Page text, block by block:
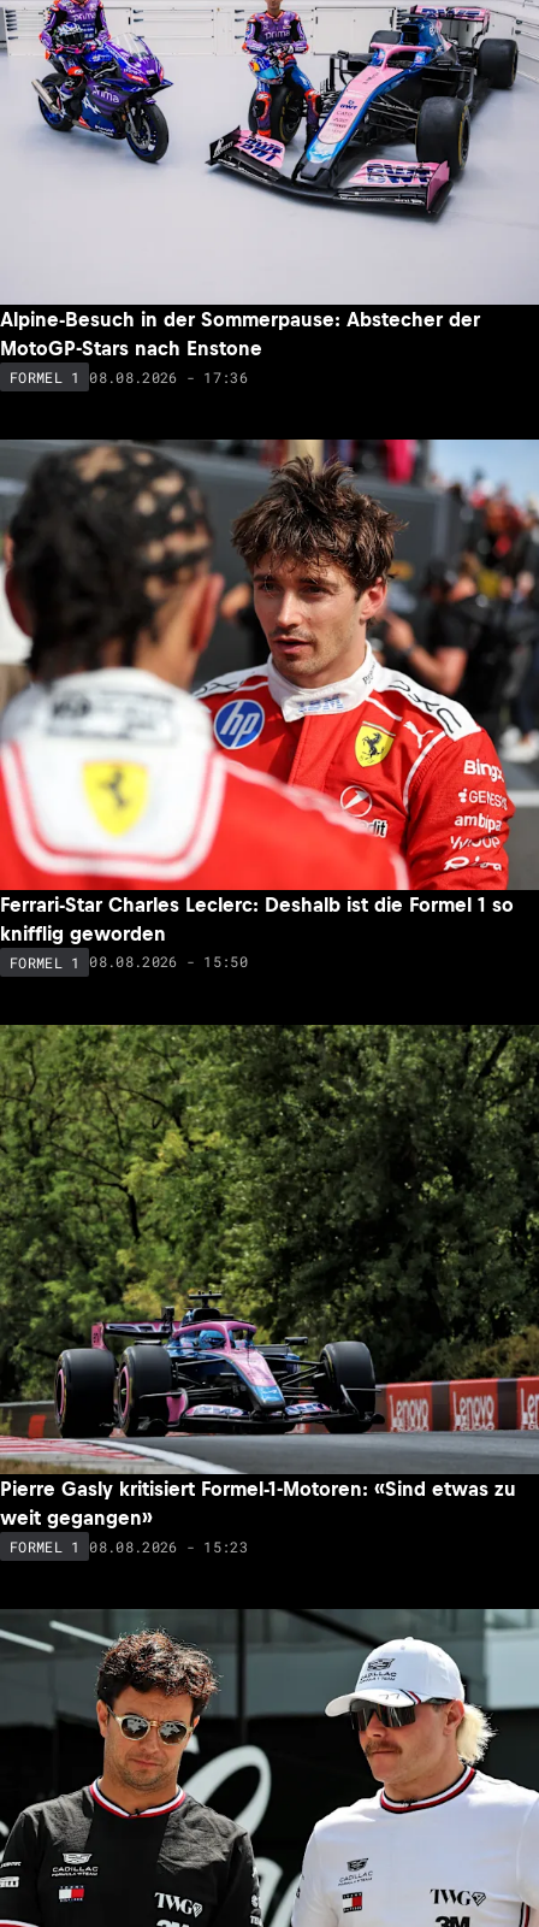
Alpine-Besuch in der Sommerpause: Abstecher der
MotoGP-Stars nach Enstone
FORMEL 1 08.08.2026 - 17:36
Ferrari-Star Charles Leclerc: Deshalb ist die Formel 1 so
knifflig geworden
FORMEL 1 08.08.2026 - 15:50
Pierre Gasly kritisiert Formel-1-Motoren: «Sind etwas zu
weit gegangen»
FORMEL 1 08.08.2026 - 15:23